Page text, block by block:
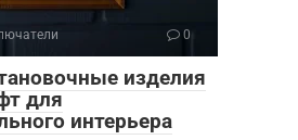
0
изделия
для
интерьера